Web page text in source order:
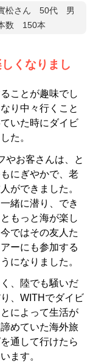
松さん 50代 男
数 150本
くなりまし
ことが趣味でし
り中々行くこと
いた時にダイビ
た。
やお客さんは、と
にぎやかで、老
ができました。
緒に潜り、でき
もっと海が楽し
ではその友人た
ーにも参加する
になりました。
、陸でも騒いだ
、WITHでダイビ
によって生活が
めていた海外旅
通して行けたら
ます。